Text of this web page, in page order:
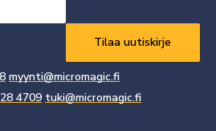
myynti@micromagic.fi
4709 tuki@micromagic.fi